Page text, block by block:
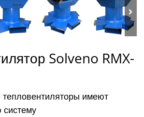
Solveno RMX-
тепловентиляторы имеют